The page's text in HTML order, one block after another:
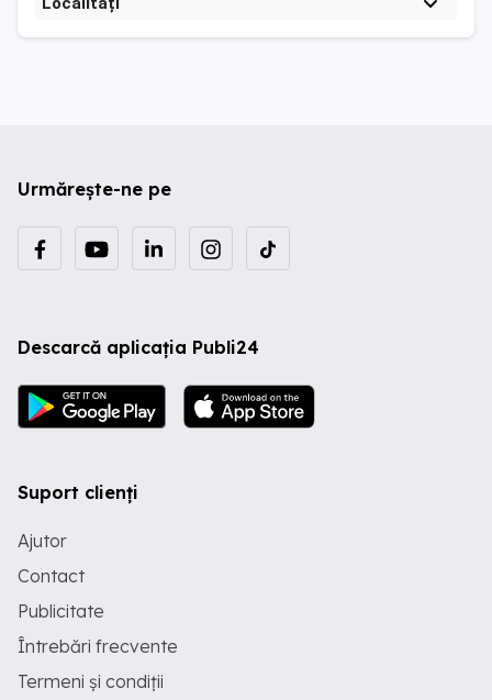
Urmărește-ne pe
Descarcă aplicația Publi24
Suport clienți
Ajutor
Contact
Publicitate
Întrebări frecvente
Termeni și condiții